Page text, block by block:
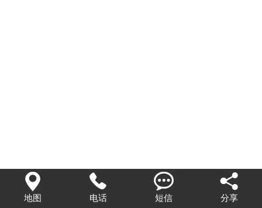

地图

电话

短信

分享